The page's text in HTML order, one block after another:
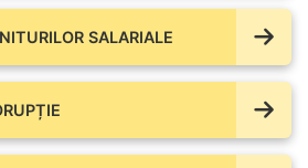
SALARIALE